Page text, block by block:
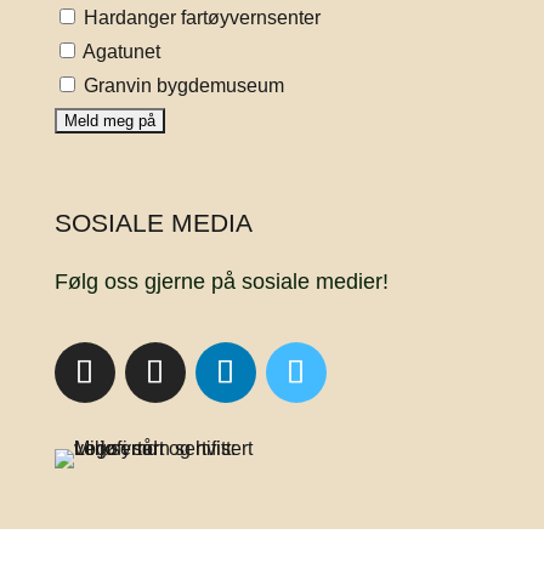
Hardanger fartøyvernsenter
Agatunet
Granvin bygdemuseum
SOSIALE MEDIA
Følg oss gjerne på sosiale medier!